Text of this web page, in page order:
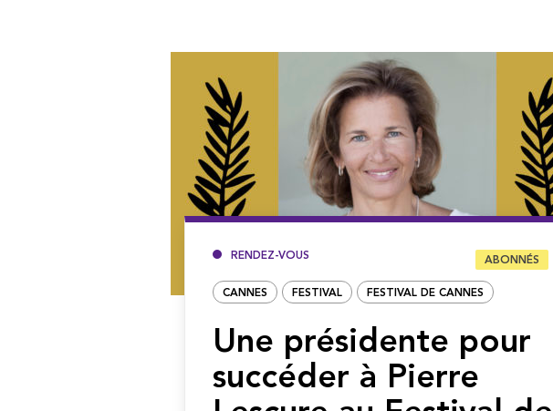
RENDEZ-VOUS ABONNÉS
CANNES FESTIVAL FESTIVAL DE CANNES
Une présidente pour
succéder à Pierre